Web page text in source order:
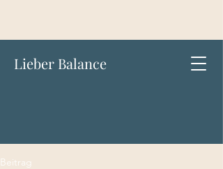
Lieber Balance
Beitrag